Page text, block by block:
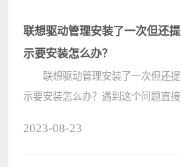
联想驱动管理安装了一次但还提
示要安装怎么办？
联想驱动管理安装了一次但还提
示要安装怎么办？遇到这个问题直接
2023-08-23